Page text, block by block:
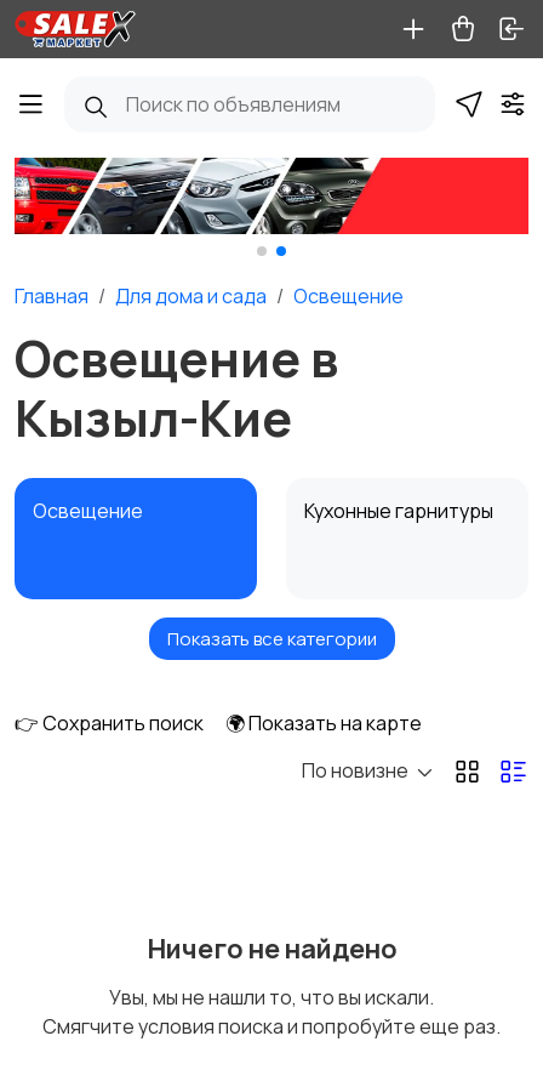
Главная Для дома и cада Освещение
Освещение в
Кызыл-Кие
Освещение Кухонные гарнитуры
Кровати и матрасы Диваны и кресла
сигнализации
Показать все категории
👉 Сохранить поиск
🌍 Показать на карте
По новизне
Ничего не найдено
Увы, мы не нашли то, что вы искали.
Смягчите условия поиска и попробуйте еще раз.